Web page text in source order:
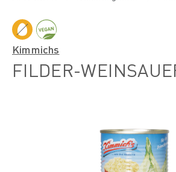
Kimmichs
FILDER-